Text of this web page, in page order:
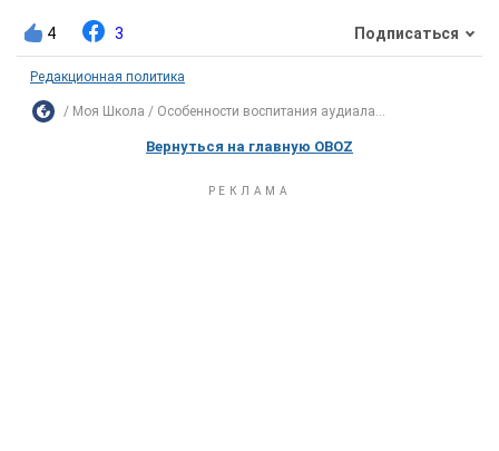
4 3 Подписаться
Редакционная политика
Моя Школа Особенности воспитания аудиала...
Вернуться на главную OBOZ